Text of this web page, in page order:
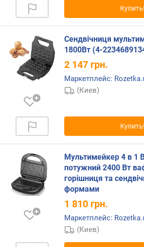
Купить!
Сендвічниця
1800Вт (4-
2 147 грн.
Маркетплейс:
(Киев)
Купить!
Мультимейкер 4 в 1
потужний 2400 Вт
горішниця та
формами
1 810 грн.
Маркетплейс:
(Киев)